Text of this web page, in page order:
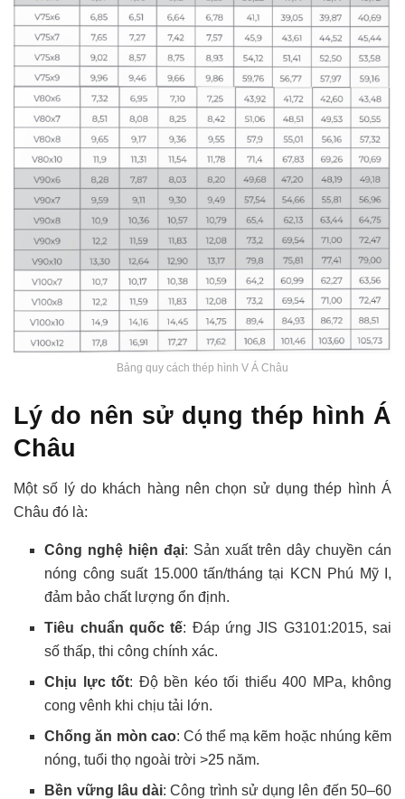
Bảng quy cách thép hình V Á Châu
Lý do nên sử dụng thép hình Á
Châu
Một số lý do khách hàng nên chọn sử dụng thép hình Á
Châu đó là:
Công nghệ hiện đại: Sản xuất trên dây chuyền cán
nóng công suất 15.000 tấn/tháng tại KCN Phú Mỹ I,
đảm bảo chất lượng ổn định.
Tiêu chuẩn quốc tế: Đáp ứng JIS G3101:2015, sai
số thấp, thi công chính xác.
Chịu lực tốt: Độ bền kéo tối thiểu 400 MPa, không
cong vênh khi chịu tải lớn.
Chống ăn mòn cao: Có thể mạ kẽm hoặc nhúng kẽm
nóng, tuổi thọ ngoài trời >25 năm.
Bền vững lâu dài: Công trình sử dụng lên đến 50–60